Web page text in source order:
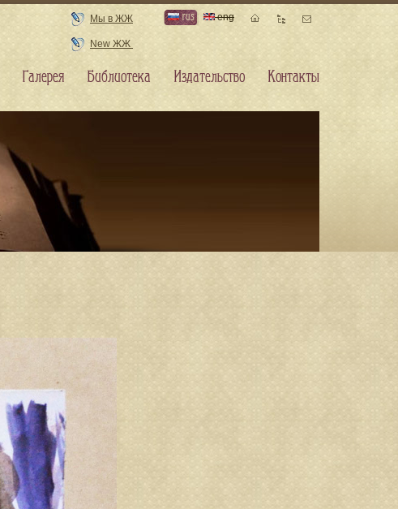
Мы в ЖЖ
New ЖЖ
rus eng
Галерея Библиотека Издательство Контакты